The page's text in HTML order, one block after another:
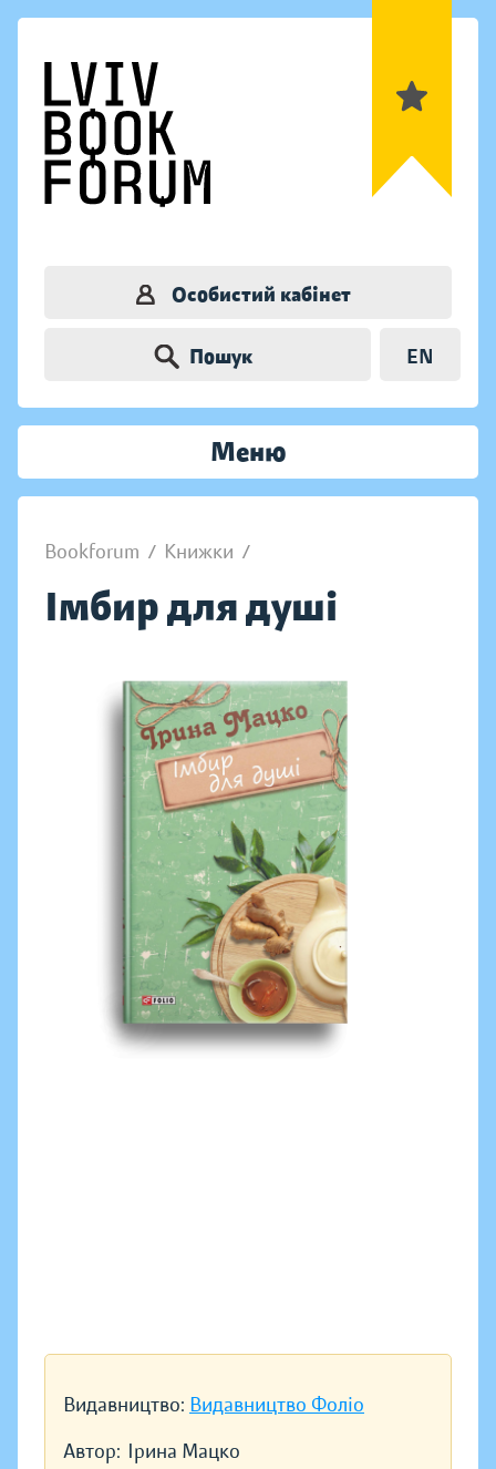
Особистий кабінет
Пошук EN
Меню
Bookforum / Книжки /
Імбир для душі
Видавництво: Видавництво Фоліо
Автор: Ірина Мацко